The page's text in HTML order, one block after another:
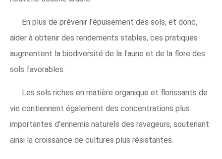
En plus de prévenir l'épuisement des sols, et donc,
aider à obtenir des rendements stables, ces pratiques
augmentent la biodiversité de la faune et de la flore des
sols favorables.
Les sols riches en matière organique et florissants de
vie contiennent également des concentrations plus
importantes d'ennemis naturels des ravageurs, soutenant
ainsi la croissance de cultures plus résistantes.